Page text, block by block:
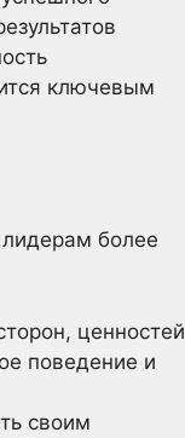
ключевым
более
ценностей
поведение и
своим